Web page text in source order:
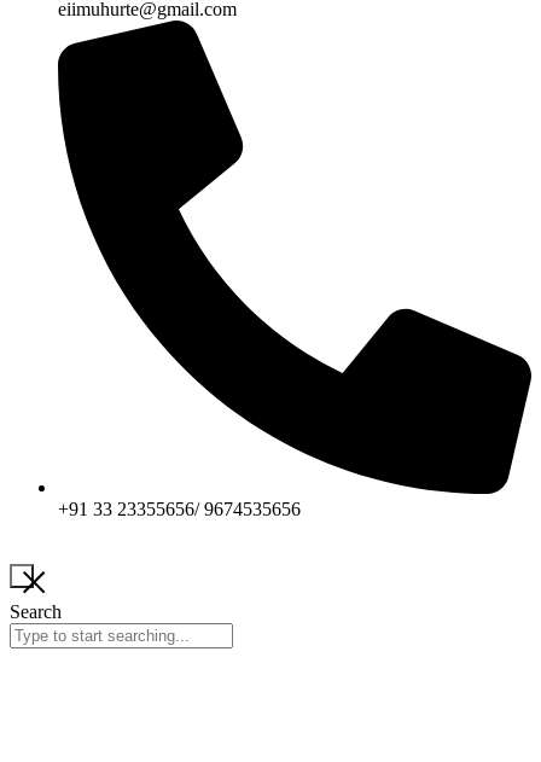
eiimuhurte@gmail.com
+91 33 23355656/ 9674535656
Search